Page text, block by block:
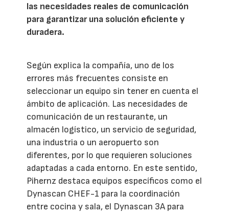
las necesidades reales de comunicación
para garantizar una solución eficiente y
duradera.
Según explica la compañía, uno de los
errores más frecuentes consiste en
seleccionar un equipo sin tener en cuenta el
ámbito de aplicación. Las necesidades de
comunicación de un restaurante, un
almacén logístico, un servicio de seguridad,
una industria o un aeropuerto son
diferentes, por lo que requieren soluciones
adaptadas a cada entorno. En este sentido,
Pihernz destaca equipos específicos como el
Dynascan CHEF-1 para la coordinación
entre cocina y sala, el Dynascan 3A para